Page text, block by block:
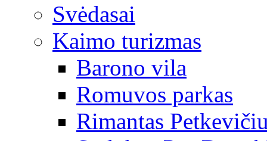
Svėdasai
Kaimo turizmas
Barono vila
Romuvos parkas
Rimantas